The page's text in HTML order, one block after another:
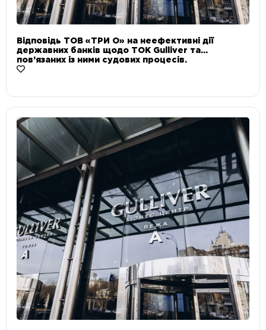
Відповідь ТОВ «ТРИ О» на неефективні дії
державних банків щодо ТОК Gulliver та
пов’язаних із ними судових процесів.